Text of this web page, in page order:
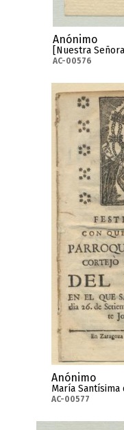
Anónimo
[Nuestra
AC-00576
Anónimo
María Santísima
AC-00577